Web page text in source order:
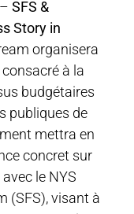
– SFS &
Story in
organisera
à la
budgétaires
publiques de
mettra en
concret sur
le NYS
(SFS), visant à